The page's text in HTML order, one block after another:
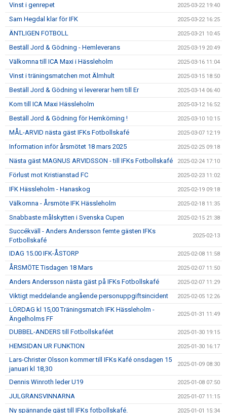
Vinst i genrepet 2025-03-22 19:40
Sam Hegdal klar för IFK 2025-03-22 16:25
ÄNTLIGEN FOTBOLL 2025-03-21 10:45
Beställ Jord & Gödning - Hemleverans 2025-03-19 20:49
Välkomna till ICA Maxi i Hässleholm 2025-03-16 11:04
Vinst i träningsmatchen mot Älmhult 2025-03-15 18:50
Beställ Jord & Gödning vi levererar hem till Er 2025-03-14 06:40
Kom till ICA Maxi Hässleholm 2025-03-12 16:52
Beställ Jord & Gödning för Hemkörning ! 2025-03-10 10:15
MÅL-ARVID nästa gäst IFKs Fotbollskafé 2025-03-07 12:19
Information inför årsmötet 18 mars 2025 2025-02-25 09:18
Nästa gäst MAGNUS ARVIDSSON - till IFKs Fotbollskafé 2025-02-24 17:10
Förlust mot Kristianstad FC 2025-02-23 11:02
IFK Hässleholm - Hanaskog 2025-02-19 09:18
Välkomna - Årsmöte IFK Hässleholm 2025-02-18 11:35
Snabbaste målskytten i Svenska Cupen 2025-02-15 21:38
Succékväll - Anders Andersson femte gästen IFKs
Fotbollskafé
2025-02-13
IDAG 15.00 IFK-ÅSTORP 2025-02-08 11:58
ÅRSMÖTE Tisdagen 18 Mars 2025-02-07 11:50
Anders Andersson nästa gäst på IFKs Fotbollskafé 2025-02-07 11:29
Viktigt meddelande angående personuppgiftsincident 2025-02-05 12:26
LÖRDAG kl 15,00 Träningsmatch IFK Hässleholm -
Ängelholms FF
2025-01-31 11:49
DUBBEL-ANDERS till Fotbollskaféet 2025-01-30 19:15
HEMSIDAN UR FUNKTION 2025-01-30 16:17
Lars-Christer Olsson kommer till IFKs Kafé onsdagen 15
januari kl 18,30
2025-01-09 08:30
Dennis Winroth leder U19 2025-01-08 07:50
JULGRANSVINNARNA 2025-01-07 11:15
Ny spännande gäst till IFKs fotbollskafé. 2025-01-01 15:34